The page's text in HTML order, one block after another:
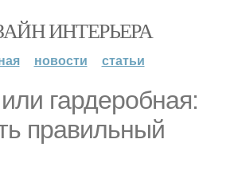
ИНТЕРЬЕРА
новости статьи
гардеробная:
правильный